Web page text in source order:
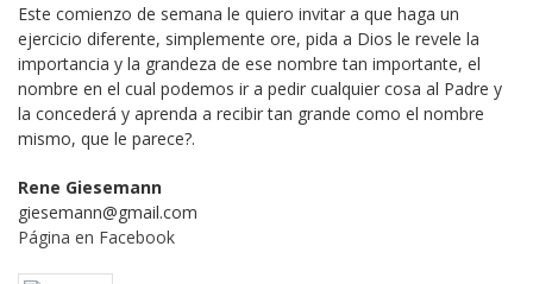
Este comienzo de semana le quiero invitar a que haga un
ejercicio diferente, simplemente ore, pida a Dios le revele la
importancia y la grandeza de ese nombre tan importante, el
nombre en el cual podemos ir a pedir cualquier cosa al Padre y
la concederá y aprenda a recibir tan grande como el nombre
mismo, que le parece?.
Rene Giesemann
giesemann@gmail.com
Página en Facebook